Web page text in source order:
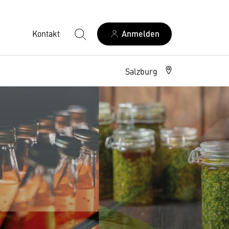
Kontakt Anmelden
Salzburg